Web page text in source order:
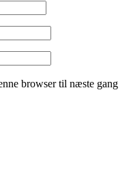
browser til næste gang